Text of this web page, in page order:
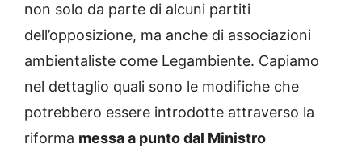
non solo da parte di alcuni partiti
dell’opposizione, ma anche di associazioni
ambientaliste come Legambiente. Capiamo
nel dettaglio quali sono le modifiche che
potrebbero essere introdotte attraverso la
riforma messa a punto dal Ministro